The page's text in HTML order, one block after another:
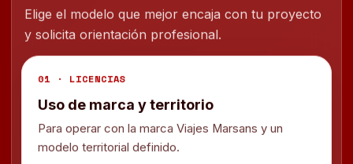
Elige el modelo que mejor encaja con tu proyecto
y solicita orientación profesional.
01 · LICENCIAS
Uso de marca y territorio
Para operar con la marca Viajes Marsans y un
modelo territorial definido.